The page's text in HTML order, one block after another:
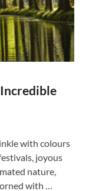
with colours
joyous
nature,
with …